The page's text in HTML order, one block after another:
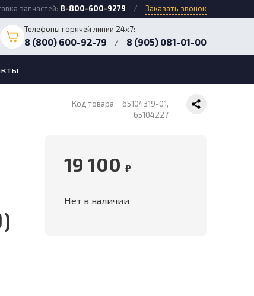
запчастей: 8-800-600-9279 / Заказать звонок
Телефоны горячей линии 24х7:
8 (800) 600-92-79 / 8 (905) 081-01-00
Код товара:
65104319-01,
65104227
19 100 ₽
Нет в наличии